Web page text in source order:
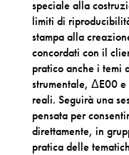
speciale alla
limiti di
stampa alla
concordati con il
pratico anche i temi
strumentale, ΔE00
reali. Seguirà una
pensata per
direttamente, in
pratica delle